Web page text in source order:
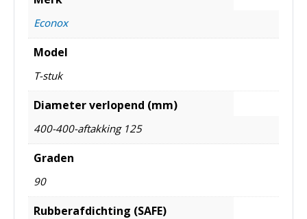
Econox
Model
T-stuk
Diameter verlopend (mm)
400-400-aftakking 125
Graden
90
Rubberafdichting (SAFE)